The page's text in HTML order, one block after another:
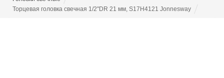
Торцевая головка свечная 1/2"DR 21 мм, S17H4121 Jonnesway